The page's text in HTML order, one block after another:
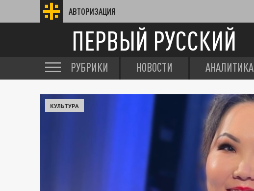
АВТОРИЗАЦИЯ
ПЕРВЫЙ РУССКИЙ
РУБРИКИ НОВОСТИ АНАЛИТИКА
КУЛЬТУРА